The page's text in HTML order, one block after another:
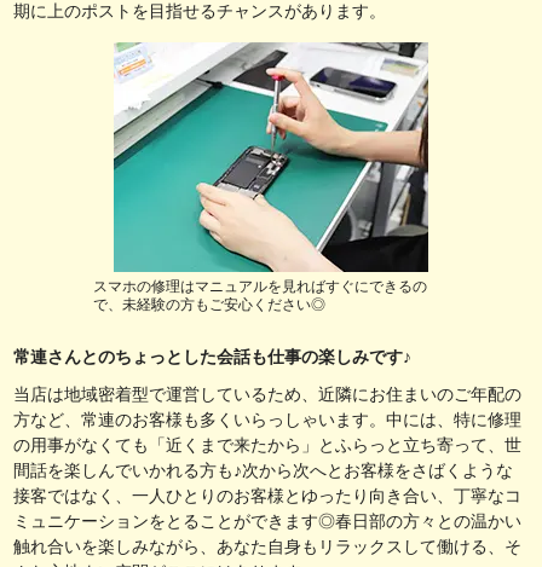
期に上のポストを目指せるチャンスがあります。
スマホの修理はマニュアルを見ればすぐにできるの
で、未経験の方もご安心ください◎
常連さんとのちょっとした会話も仕事の楽しみです♪
当店は地域密着型で運営しているため、近隣にお住まいのご年配の
方など、常連のお客様も多くいらっしゃいます。中には、特に修理
の用事がなくても「近くまで来たから」とふらっと立ち寄って、世
間話を楽しんでいかれる方も♪次から次へとお客様をさばくような
接客ではなく、一人ひとりのお客様とゆったり向き合い、丁寧なコ
ミュニケーションをとることができます◎春日部の方々との温かい
触れ合いを楽しみながら、あなた自身もリラックスして働ける、そ